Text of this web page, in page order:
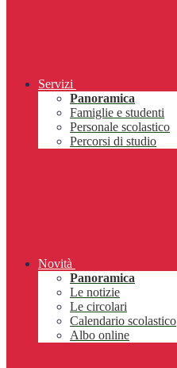
Servizi
Panoramica
Famiglie e studenti
Personale scolastico
Percorsi di studio
Novità
Panoramica
Le notizie
Le circolari
Calendario scolastico
Albo online